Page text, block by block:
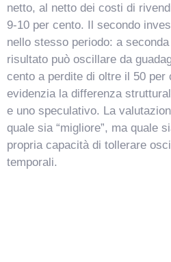
netto, al netto dei costi di
9-10 per cento. Il secondo
nello stesso periodo: a
risultato può oscillare da
cento a perdite di oltre il 50 per
evidenzia la differenza
e uno speculativo. La
quale sia “migliore”, ma quale
propria capacità di tollerare
temporali.